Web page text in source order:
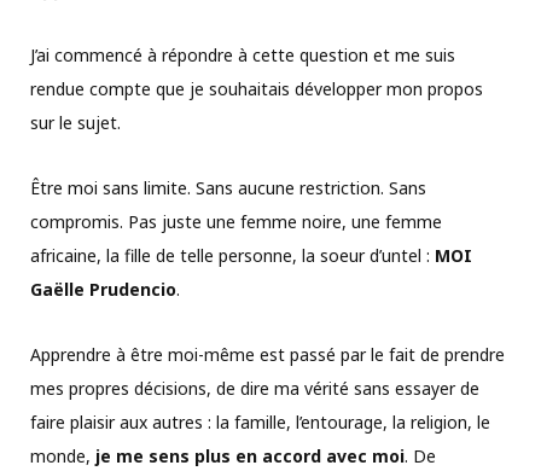
J’ai commencé à répondre à cette question et me suis
rendue compte que je souhaitais développer mon propos
sur le sujet.
Être moi sans limite. Sans aucune restriction. Sans
compromis. Pas juste une femme noire, une femme
africaine, la fille de telle personne, la soeur d’untel : MOI
Gaëlle Prudencio.
Apprendre à être moi-même est passé par le fait de prendre
mes propres décisions, de dire ma vérité sans essayer de
faire plaisir aux autres : la famille, l’entourage, la religion, le
monde, je me sens plus en accord avec moi. De